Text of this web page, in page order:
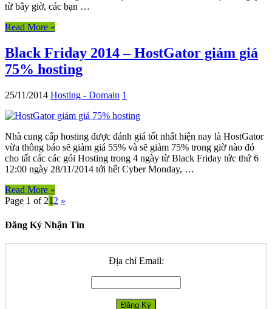
từ bây giờ, các bạn …
Read More »
Black Friday 2014 – HostGator giảm giá
75% hosting
25/11/2014 Hosting - Domain 1
Nhà cung cấp hosting được đánh giá tốt nhất hiện nay là HostGator
vừa thông báo sẽ giảm giá 55% và sẽ giảm 75% trong giờ nào đó
cho tất các các gói Hosting trong 4 ngày từ Black Friday tức thứ 6
12:00 ngày 28/11/2014 tới hết Cyber Monday, …
Read More »
Page 1 of 21 2 »
Đăng Ký Nhận Tin
Địa chỉ Email: